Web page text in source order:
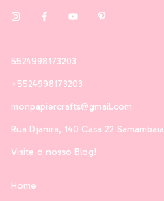
5524998173203
+5524998173203
monpapiercrafts@gmail.com
Rua Djanira, 140 Casa 22 Samambaia
Visite o nosso Blog!
Home